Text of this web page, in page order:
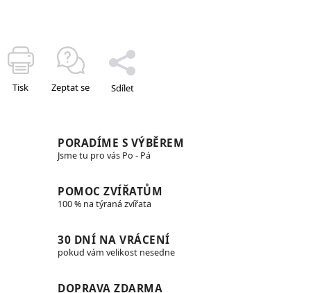
Tisk Zeptat se Sdílet
PORADÍME S VÝBĚREM
Jsme tu pro vás Po - Pá
POMOC ZVÍŘATŮM
100 % na týraná zvířata
30 DNÍ NA VRÁCENÍ
pokud vám velikost nesedne
DOPRAVA ZDARMA